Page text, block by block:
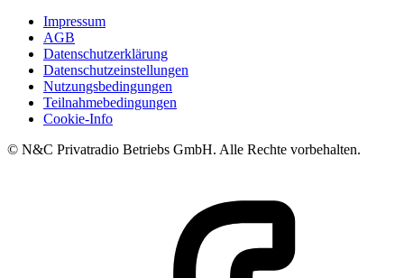
Impressum
AGB
Datenschutzerklärung
Datenschutzeinstellungen
Nutzungsbedingungen
Teilnahmebedingungen
Cookie-Info
© N&C Privatradio Betriebs GmbH. Alle Rechte vorbehalten.